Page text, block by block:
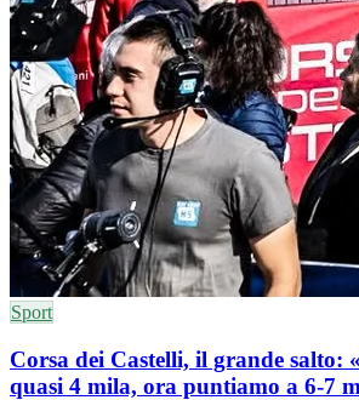
Sport
Corsa dei Castelli, il grande salto:
quasi 4 mila, ora puntiamo a 6-7